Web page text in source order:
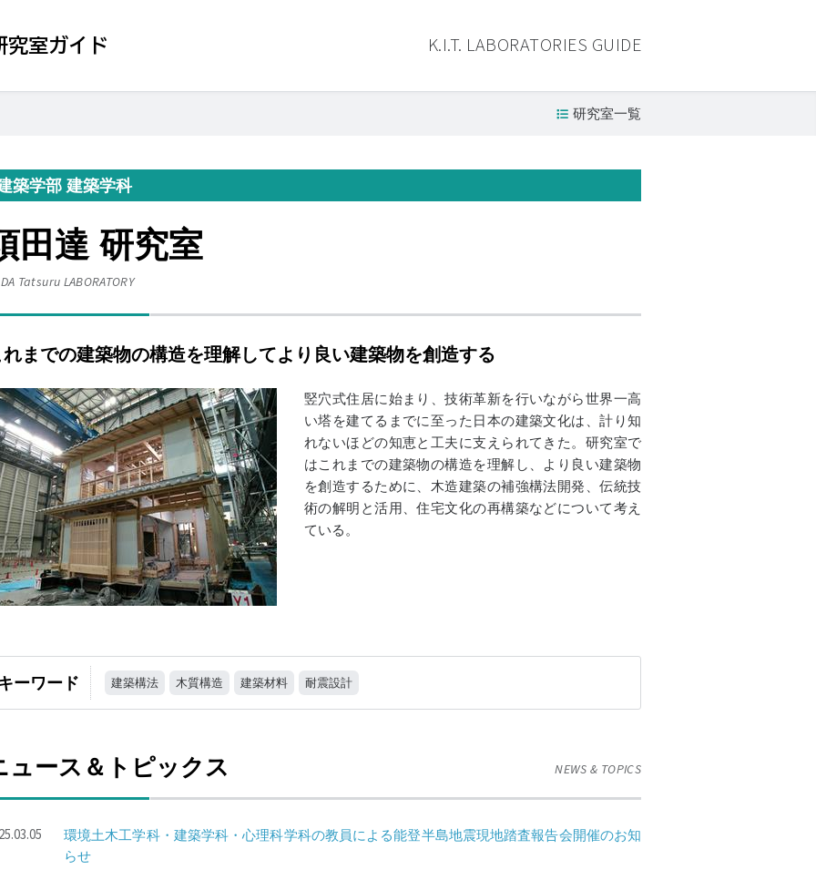
究室ガイド K.I.T. LABORATORIES GUIDE
研究室一覧
築学部 建築学科
田達 研究室
Tatsuru LABORATORY
れまでの建築物の構造を理解してより良い建築物を創造する
竪穴式住居に始まり、技術革新を行いながら世界一高
い塔を建てるまでに至った日本の建築文化は、計り知
れないほどの知恵と工夫に支えられてきた。研究室で
はこれまでの建築物の構造を理解し、より良い建築物
を創造するために、木造建築の補強構法開発、伝統技
術の解明と活用、住宅文化の再構築などについて考え
ている。
ーワード 建築構法 木質構造 建築材料 耐震設計
ュース＆トピックス NEWS & TOPICS
環境土木工学科・建築学科・心理科学科の教員による能登半島地震現地踏査報告会開催のお知
らせ